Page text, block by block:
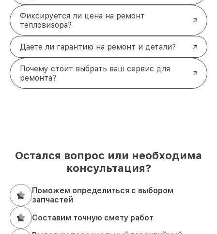
Фиксируется ли цена на ремонт
тепловизора?
Даете ли гарантию на ремонт и детали?
Почему стоит выбрать ваш сервис для
ремонта?
Остался вопрос или необходима
консультация?
Поможем определиться с выбором
запчастей
Составим точную смету работ